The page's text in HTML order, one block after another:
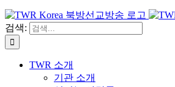
검색:
TWR 소개
기관 소개